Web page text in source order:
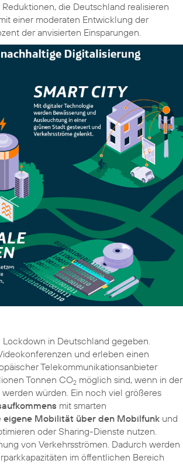
die Deutschland realisieren
einer moderaten Entwicklung der
der anvisierten Einsparungen.
Lockdown in Deutschland gegeben.
und erleben einen
Telekommunikationsanbieter
Tonnen CO2 möglich sind, wenn in der
würden. Ein noch viel größeres
mit smarten
eigene Mobilität über den Mobilfunk und
oder Sharing-Dienste nutzen.
von Verkehrsströmen. Dadurch werden
im öffentlichen Bereich